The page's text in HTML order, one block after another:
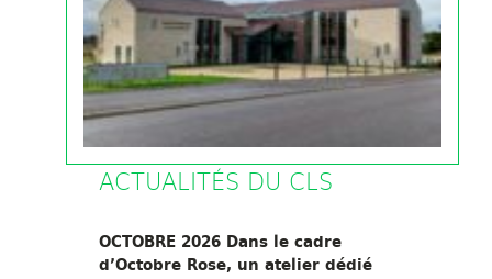
ACTUALITÉS DU CLS
OCTOBRE 2026 Dans le cadre
d’Octobre Rose, un atelier dédié